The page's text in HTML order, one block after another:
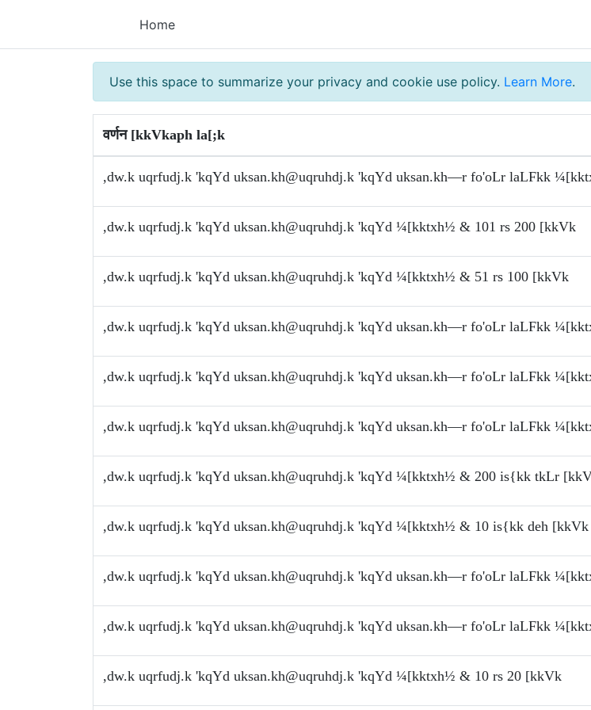
Home
Use this space to summarize your privacy and cookie use policy. Learn More.
वर्णन [kkVkaph la[;k
,dw.k uqrfudj.k 'kqYd uksan.kh@uqruhdj.k 'kqYd uksan.kh—r fo'oLr laLFkk
,dw.k uqrfudj.k 'kqYd uksan.kh@uqruhdj.k 'kqYd ¼[kktxh½ & 101 rs 200 [kkVk
,dw.k uqrfudj.k 'kqYd uksan.kh@uqruhdj.k 'kqYd ¼[kktxh½ & 51 rs 100 [kkVk
,dw.k uqrfudj.k 'kqYd uksan.kh@uqruhdj.k 'kqYd uksan.kh—r fo'oLr laLFkk
,dw.k uqrfudj.k 'kqYd uksan.kh@uqruhdj.k 'kqYd uksan.kh—r fo'oLr laLFkk
,dw.k uqrfudj.k 'kqYd uksan.kh@uqruhdj.k 'kqYd uksan.kh—r fo'oLr laLFkk
,dw.k uqrfudj.k 'kqYd uksan.kh@uqruhdj.k 'kqYd ¼[kktxh½ & 200 is{kk tkLr
,dw.k uqrfudj.k 'kqYd uksan.kh@uqruhdj.k 'kqYd ¼[kktxh½ & 10 is{kk deh [kkVk
,dw.k uqrfudj.k 'kqYd uksan.kh@uqruhdj.k 'kqYd uksan.kh—r fo'oLr laLFkk
,dw.k uqrfudj.k 'kqYd uksan.kh@uqruhdj.k 'kqYd uksan.kh—r fo'oLr laLFkk
,dw.k uqrfudj.k 'kqYd uksan.kh@uqruhdj.k 'kqYd ¼[kktxh½ & 10 rs 20 [kkVk